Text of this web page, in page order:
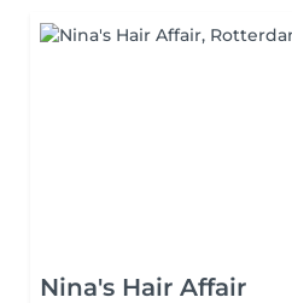
Nina's Hair Affair